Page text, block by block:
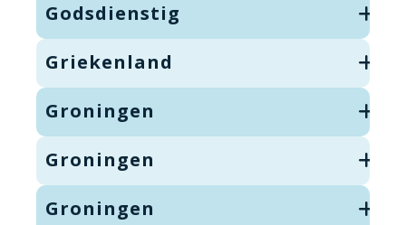
Godsdienstig
Griekenland
Groningen
Groningen
Groningen